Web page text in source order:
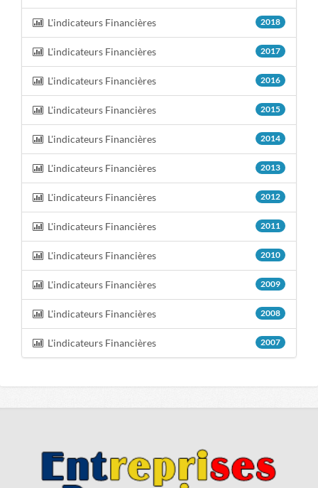
L'indicateurs Financières 2018
L'indicateurs Financières 2017
L'indicateurs Financières 2016
L'indicateurs Financières 2015
L'indicateurs Financières 2014
L'indicateurs Financières 2013
L'indicateurs Financières 2012
L'indicateurs Financières 2011
L'indicateurs Financières 2010
L'indicateurs Financières 2009
L'indicateurs Financières 2008
L'indicateurs Financières 2007